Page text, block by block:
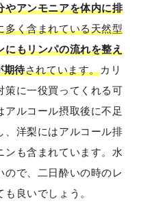
やアンモニアを体内に排
多く含まれている天然型
にもリンパの流れを整え
期待されています。カリ
策に一役買ってくれる可
ルコール摂取後に不足
、洋梨にはアルコール排
ンも含まれています。水
で、二日酔いの時のレ
良いでしょう。